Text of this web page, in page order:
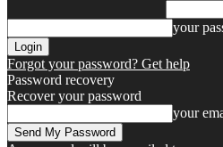
your
Forgot your password? Get help
Password recovery
Recover your password
your